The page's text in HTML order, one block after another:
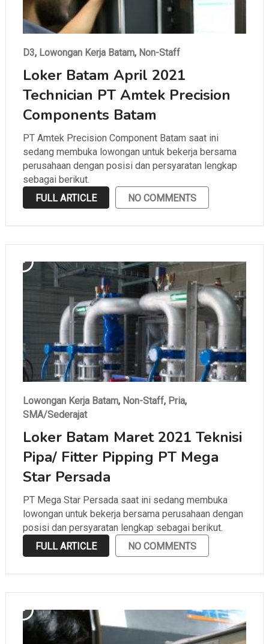
D3, Lowongan Kerja Batam, Non-Staff
Loker Batam April 2021
Technician PT Amtek Precision
Components Batam
PT Amtek Precision Component Batam saat ini
sedang membuka lowongan untuk bekerja bersama
perusahaan dengan posisi dan persyaratan lengkap
sebagai berikut.
FULL ARTICLE
NO COMMENTS
Lowongan Kerja Batam, Non-Staff, Pria,
SMA/Sederajat
Loker Batam Maret 2021 Teknisi
Pipa/ Fitter Pipping PT Mega
Star Persada
PT Mega Star Persada saat ini sedang membuka
lowongan untuk bekerja bersama perusahaan dengan
posisi dan persyaratan lengkap sebagai berikut.
FULL ARTICLE
NO COMMENTS